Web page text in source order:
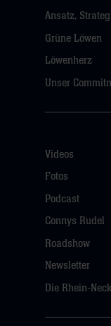
Ansatz,
Grüne Löwen
Löwenherz
Unser
Videos
Fotos
Podcast
Connys Rudel
Roadshow
Newsletter
Die Rhein-